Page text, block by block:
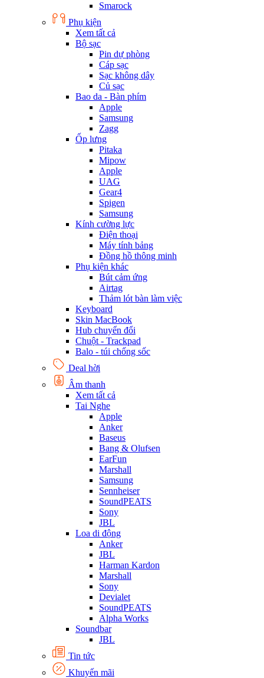
Smarock
Phụ kiện
Xem tất cả
Bộ sạc
Pin dự phòng
Cáp sạc
Sạc không dây
Củ sạc
Bao da - Bàn phím
Apple
Samsung
Zagg
Ốp lưng
Pitaka
Mipow
Apple
UAG
Gear4
Spigen
Samsung
Kính cường lực
Điện thoại
Máy tính bảng
Đồng hồ thông minh
Phụ kiện khác
Bút cảm ứng
Airtag
Thảm lót bàn làm việc
Keyboard
Skin MacBook
Hub chuyển đổi
Chuột - Trackpad
Balo - túi chống sốc
Deal hời
Âm thanh
Xem tất cả
Tai Nghe
Apple
Anker
Baseus
Bang & Olufsen
EarFun
Marshall
Samsung
Sennheiser
SoundPEATS
Sony
JBL
Loa di động
Anker
JBL
Harman Kardon
Marshall
Sony
Devialet
SoundPEATS
Alpha Works
Soundbar
JBL
Tin tức
Khuyến mãi